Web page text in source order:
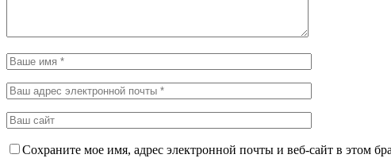
Сохраните мое имя, адрес электронной почты и веб-сайт в этом